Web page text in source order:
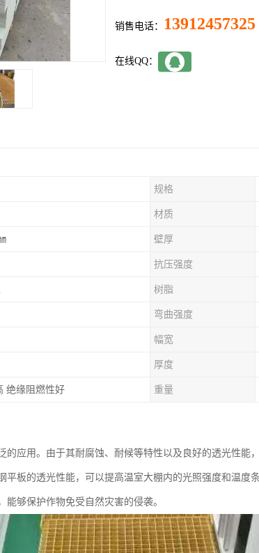
销售电话： 13912457325
在线QQ：
规格
材质
壁厚
抗压强度
树脂
弯曲强度
幅宽
厚度
绝缘阻燃性好 重量
的应用。由于其耐腐蚀、耐候等特性以及良好的透光性能
平板的透光性能，可以提高温室大棚内的光照强度和温度
够保护作物免受自然灾害的侵袭。